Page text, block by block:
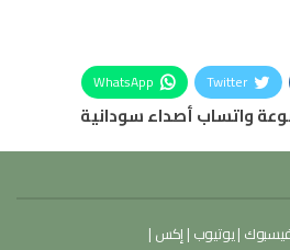
Twitter
WhatsApp
واتساب أصداء سودانية
|يوتيوب | إكس |